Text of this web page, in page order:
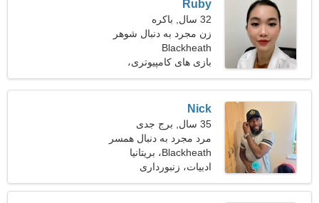
Ruby
32 سال, باکره
زن مجرد به دنبال شوهر
Blackheath
بازی های کامپیوتری،
کارآفرینی
Nick
35 سال, برج جدی
مرد مجرد به دنبال همسر
Blackheath، بریتانیا
ادبیات، زنبورداری